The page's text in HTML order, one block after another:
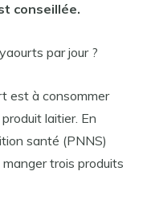
conseillée.
par jour ?
est à consommer
laitier. En
santé (PNNS)
trois produits